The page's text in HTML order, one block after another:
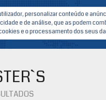
personalizar conteúdo e
e de análise, que as podem
e o processamento dos seus